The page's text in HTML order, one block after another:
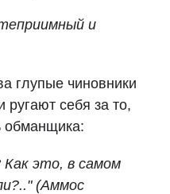
и
глупые чиновники
ругают себя за то,
обманщика:
Как это, в самом
(Аммос